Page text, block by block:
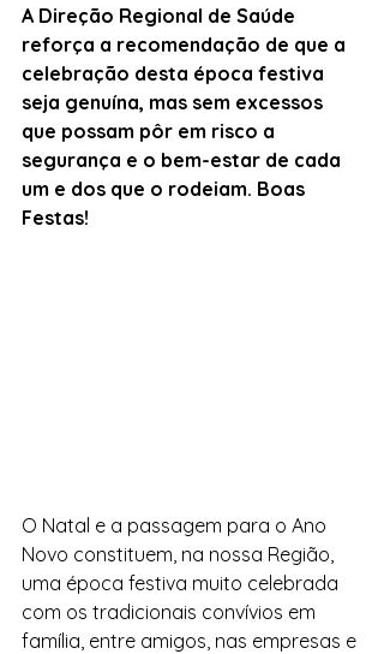
A Direção Regional de Saúde
reforça a recomendação de que a
celebração desta época festiva
seja genuína, mas sem excessos
que possam pôr em risco a
segurança e o bem-estar de cada
um e dos que o rodeiam. Boas
Festas!
O Natal e a passagem para o Ano
Novo constituem, na nossa Região,
uma época festiva muito celebrada
com os tradicionais convívios em
família, entre amigos, nas empresas e